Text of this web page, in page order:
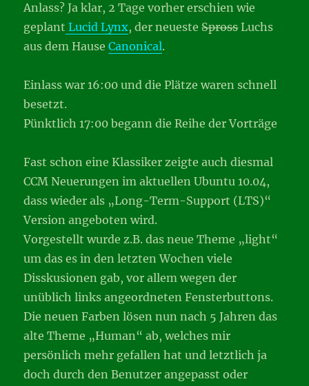
Anlass? Ja klar, 2 Tage vorher erschien wie
geplant Lucid Lynx, der neuesteSprossLuchs
aus dem HauseCanonical.
Einlass war 16:00 und die Plätze waren schnell
besetzt.
Pünktlich 17:00 begann die Reihe der Vorträge
Fast schon eine Klassiker zeigte auch diesmal
CCM Neuerungen im aktuellen Ubuntu 10.04,
dass wieder als „Long-Term-Support (LTS)“
Version angeboten wird.
Vorgestellt wurde z.B. das neue Theme „light“
um das es in den letzten Wochen viele
Disskusionen gab, vor allem wegen der
unüblich links angeordneten Fensterbuttons.
Die neuen Farben lösen nun nach 5 Jahren das
alte Theme „Human“ ab, welches mir
persönlich mehr gefallen hat und letztlich ja
doch durch den Benutzer angepasst oder